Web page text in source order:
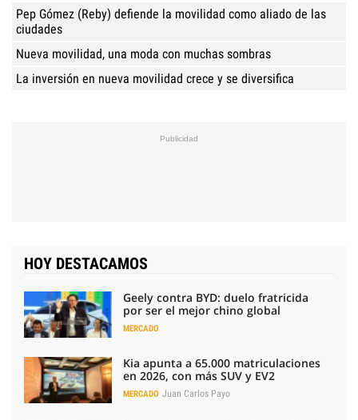
Pep Gómez (Reby) defiende la movilidad como aliado de las
ciudades
Nueva movilidad, una moda con muchas sombras
La inversión en nueva movilidad crece y se diversifica
HOY DESTACAMOS
Geely contra BYD: duelo fratricida
por ser el mejor chino global
MERCADO
Kia apunta a 65.000 matriculaciones
en 2026, con más SUV y EV2
MERCADO Juan Carlos Payo